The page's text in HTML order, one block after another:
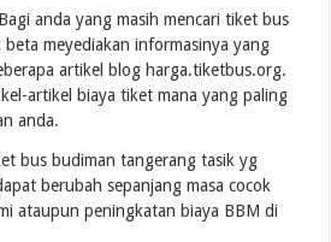
anda yang masih mencari tiket bus
meyediakan informasinya yang
artikel blog harga.tiketbus.org.
artikel biaya tiket mana yang paling
anda.
bus budiman tangerang tasik yg
berubah sepanjang masa cocok
ataupun peningkatan biaya BBM di